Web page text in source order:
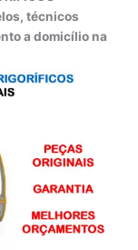
técnicos
a domicílio na